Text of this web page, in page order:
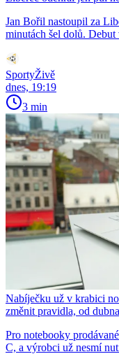
Jan Bořil nastoupil za
minutách šel dolů.
SportyŽivě
dnes, 19:19
3 min
Nabíječku už v krabici
změnit pravidla, od
Pro notebooky
C, a výrobci už nesmí